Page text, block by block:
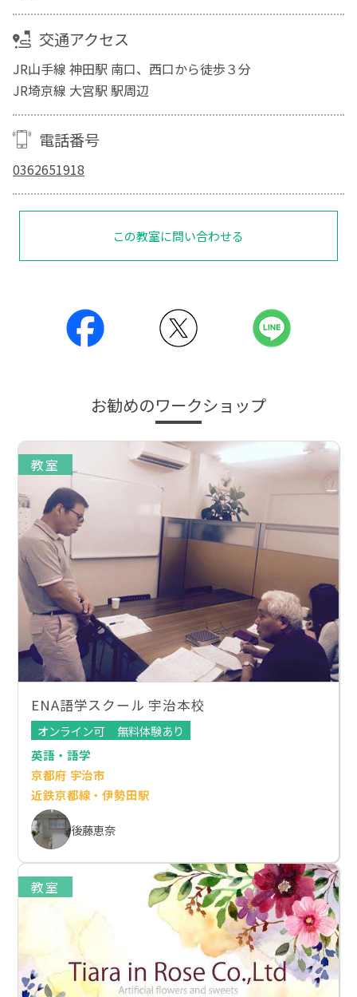
交通アクセス
JR山手線 神田駅 南口、西口から徒歩３分
JR埼京線 大宮駅 駅周辺
電話番号
0362651918
この教室に問い合わせる
お勧めのワークショップ
教室
ENA語学スクール 宇治本校
オンライン可
無料体験あり
英語・語学
京都府 宇治市
近鉄京都線・伊勢田駅
後藤恵奈
教室